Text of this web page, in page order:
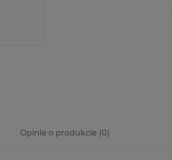
Opinie o produkcie (0)